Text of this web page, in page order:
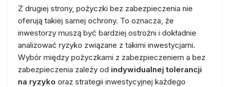
Z drugiej strony, pożyczki bez zabezpieczenia nie
oferują takiej samej ochrony. To oznacza, że
inwestorzy muszą być bardziej ostrożni i dokładnie
analizować ryzyko związane z takimi inwestycjami.
Wybór między pożyczkami z zabezpieczeniem a bez
zabezpieczenia zależy od indywidualnej tolerancji
na ryzyko oraz strategii inwestycyjnej każdego